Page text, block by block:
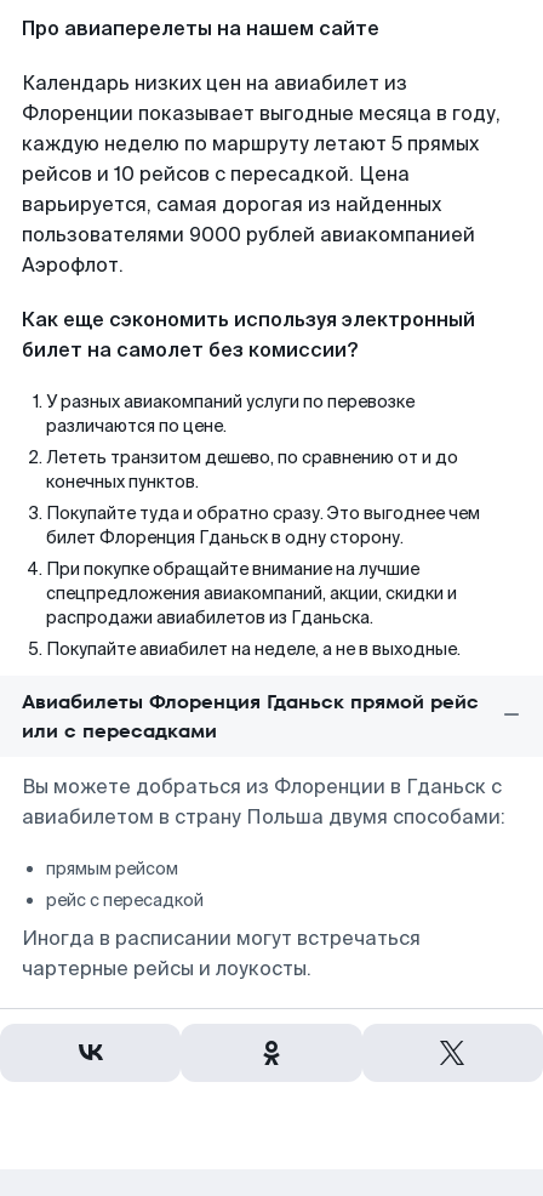
Про авиаперелеты на нашем сайте
Календарь низких цен на авиабилет из
Флоренции показывает выгодные месяца в году,
каждую неделю по маршруту летают 5 прямых
рейсов и 10 рейсов с пересадкой. Цена
варьируется, самая дорогая из найденных
пользователями 9000 рублей авиакомпанией
Аэрофлот.
Как еще сэкономить используя электронный
билет на самолет без комиссии?
У разных авиакомпаний услуги по перевозке
различаются по цене.
Лететь транзитом дешево, по сравнению от и до
конечных пунктов.
Покупайте туда и обратно сразу. Это выгоднее чем
билет Флоренция Гданьск в одну сторону.
При покупке обращайте внимание на лучшие
спецпредложения авиакомпаний, акции, скидки и
распродажи авиабилетов из Гданьска.
Покупайте авиабилет на неделе, а не в выходные.
Авиабилеты Флоренция Гданьск прямой рейс
или с пересадками
Вы можете добраться из Флоренции в Гданьск с
авиабилетом в страну Польша двумя способами:
прямым рейсом
рейс с пересадкой
Иногда в расписании могут встречаться
чартерные рейсы и лоукосты.